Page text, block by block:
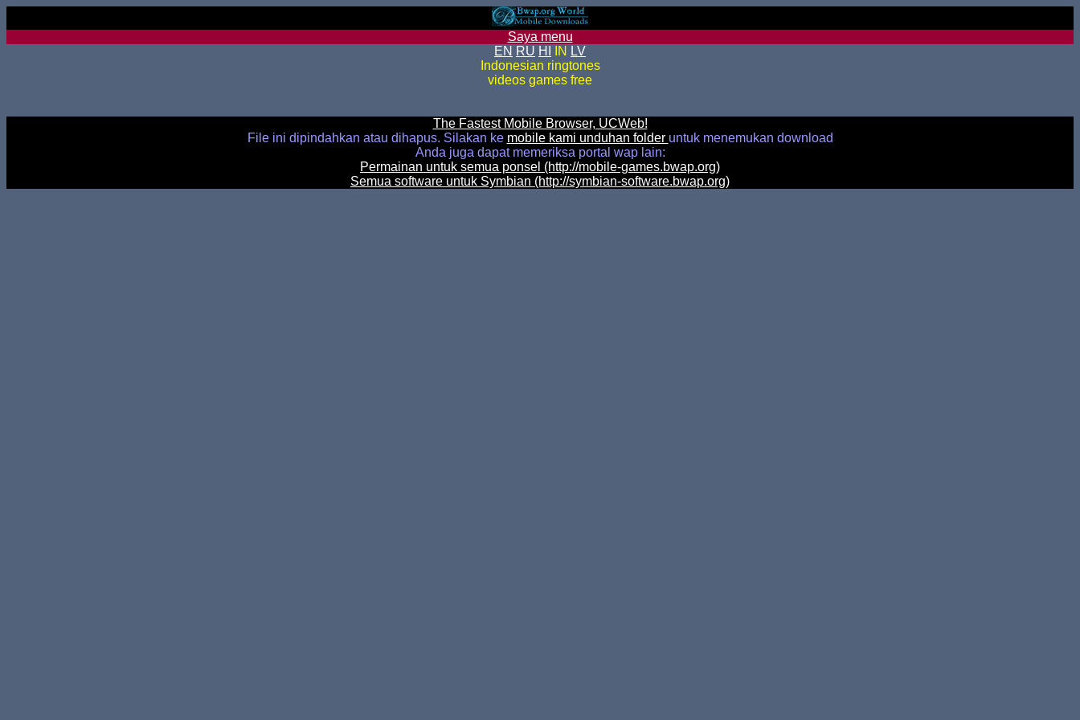
Saya menu
EN RU HI IN LV
Indonesian ringtones
videos games free
The Fastest Mobile Browser, UCWeb!
File ini dipindahkan atau dihapus. Silakan ke mobile kami unduhan folder untuk menemukan download
Anda juga dapat memeriksa portal wap lain:
Permainan untuk semua ponsel (http://mobile-games.bwap.org)
Semua software untuk Symbian (http://symbian-software.bwap.org)